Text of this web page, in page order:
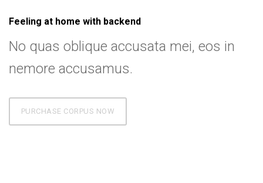
Feeling at home with backend
No quas oblique accusata mei, eos in
nemore accusamus.
PURCHASE CORPUS NOW